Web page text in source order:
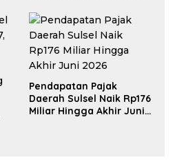
Pendapatan Pajak
Daerah Sulsel Naik Rp176
Miliar Hingga Akhir Juni